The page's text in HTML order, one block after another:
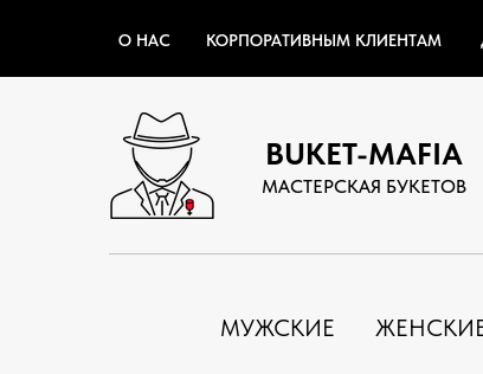
О НАС КОРПОРАТИВНЫМ КЛИЕНТАМ
BUKET-MAFIA
МАСТЕРСКАЯ БУКЕТОВ
МУЖСКИЕ